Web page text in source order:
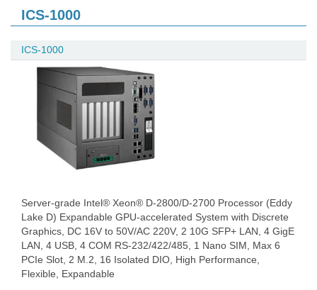
ICS-1000
ICS-1000
Server-grade Intel® Xeon® D-2800/D-2700 Processor (Eddy
Lake D) Expandable GPU-accelerated System with Discrete
Graphics, DC 16V to 50V/AC 220V, 2 10G SFP+ LAN, 4 GigE
LAN, 4 USB, 4 COM RS-232/422/485, 1 Nano SIM, Max 6
PCIe Slot, 2 M.2, 16 Isolated DIO, High Performance,
Flexible, Expandable